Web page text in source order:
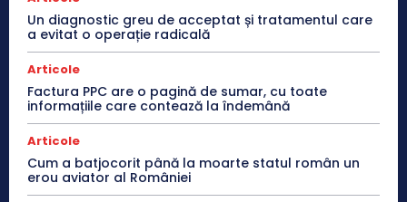
Un diagnostic greu de acceptat și tratamentul care
a evitat o operație radicală
Articole
Factura PPC are o pagină de sumar, cu toate
informațiile care contează la îndemână
Articole
Cum a batjocorit până la moarte statul român un
erou aviator al României